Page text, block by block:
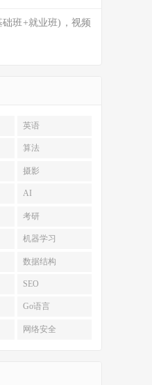
础班+就业班)，视频
英语
算法
摄影
AI
考研
机器学习
数据结构
SEO
Go语言
网络安全